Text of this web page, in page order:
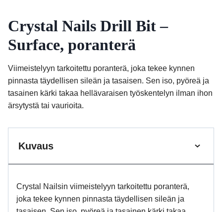
Crystal Nails Drill Bit –
Surface, poranterä
Viimeistelyyn tarkoitettu poranterä, joka tekee kynnen
pinnasta täydellisen sileän ja tasaisen. Sen iso, pyöreä ja
tasainen kärki takaa hellävaraisen työskentelyn ilman ihon
ärsytystä tai vaurioita.
Kuvaus
Crystal Nailsin viimeistelyyn tarkoitettu poranterä,
joka tekee kynnen pinnasta täydellisen sileän ja